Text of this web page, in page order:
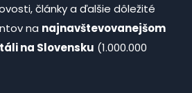
články a ďalšie dôležité
na najnavštevovanejšom
na Slovensku (1.000.000